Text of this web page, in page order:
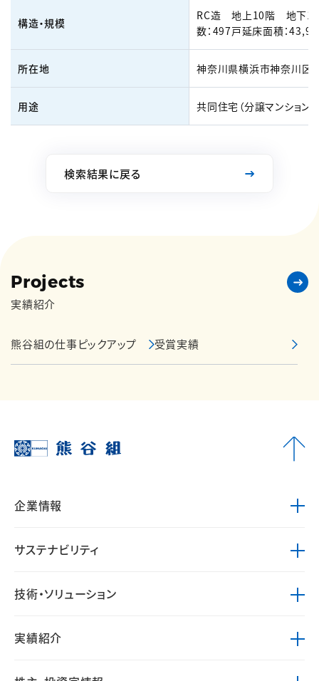
構造・規模
RC造 地上10階 地下1
数：497戸延床面積：
所在地 神奈川県横浜市神奈川区
用途 共同住宅（分譲マンション）
検索結果に戻る
Projects
実績紹介
熊谷組の仕事ピックアップ 受賞実績
企業情報
サステナビリティ
技術・ソリューション
実績紹介